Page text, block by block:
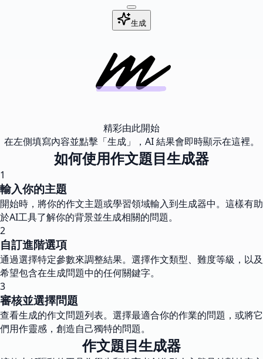
生成
精彩由此開始
在左側填寫內容並點擊「生成」，AI 結果會即時顯示在這裡。
如何使用作文題目生成器
1
輸入你的主題
開始時，將你的作文主題或學習領域輸入到生成器中。這樣有助
於AI工具了解你的背景並生成相關的問題。
2
自訂進階選項
通過選擇特定參數來調整結果。選擇作文類型、難度等級，以及
希望包含在生成問題中的任何關鍵字。
3
審核並選擇問題
查看生成的作文問題列表。選擇最適合你的作業的問題，或將它
們用作靈感，創造自己獨特的問題。
作文題目生成器